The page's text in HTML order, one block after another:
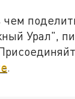
чем
Урал",
.